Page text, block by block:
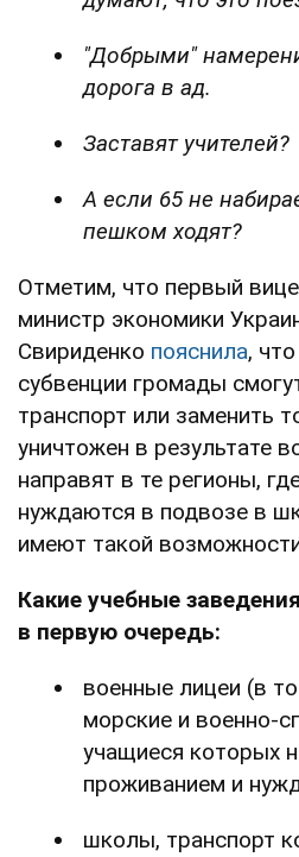
"Добрыми"
дорога в ад.
Заставят учителей?
А если 65 не
пешком ходят?
Отметим, что первый
министр экономики
Свириденко пояснила,
субвенции громады
транспорт или заменить
уничтожен в результате
направят в те регионы,
нуждаются в подвозе в
имеют такой
Какие учебные
в первую очередь:
военные лицеи (в
морские и военно-
учащиеся которых
проживанием и
школы, транспорт